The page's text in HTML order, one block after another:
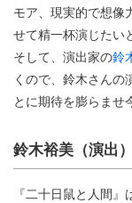
モア、現実的で想像
せて精一杯演じたい
そして、演出家の鈴
くので、鈴木さんの
とに期待を膨らませ
鈴木裕美（演出
『二十日鼠と人間